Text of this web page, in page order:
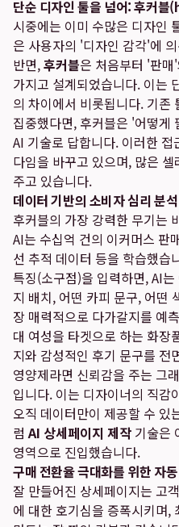
단순 디자인 툴을 넘어: 후커
시중에는 이미 수많은 디자인
은 사용자의 '디자인 감각'에
반면,후커블은 처음부터 '판
가지고 설계되었습니다. 이는
의 차이에서 비롯됩니다. 기존
집중했다면, 후커블은 '어떻게
AI 기술로 답합니다. 이러한
다임을 바꾸고 있으며, 많은
주고 있습니다.
데이터 기반의 소비자 심리 분석
후커블의 가장 강력한 무기는
AI는 수십억 건의 이커머스 판
선 추적 데이터 등을 학습했습
특징(소구점)을 입력하면, AI
지 배치, 어떤 카피 문구, 어떤
장 매력적으로 다가갈지를 예
대 여성을 타겟으로 하는 화장
지와 감성적인 후기 문구를 전
영양제라면 신뢰감을 주는 그
입니다. 이는 디자이너의 직감
오직 데이터만이 제공할 수 있
럼AI 상세페이지 제작 기술은
영역으로 진입했습니다.
구매 전환율 극대화를 위한 자
잘 만들어진 상세페이지는 고
에 대한 호기심을 증폭시키며,